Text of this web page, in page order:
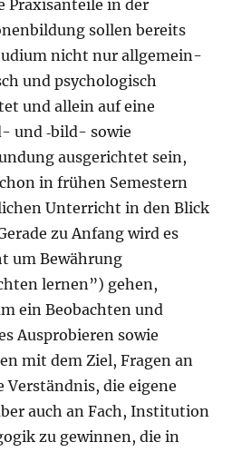
Praxisanteile in der
sollen bereits
nicht nur allgemein-
und psychologisch
und allein auf eine
und ‑bild- sowie
ausgerichtet sein,
in frühen Semestern
Unterricht in den Blick
zu Anfang wird es
um Bewährung
lernen”) gehen,
ein Beobachten und
Ausprobieren sowie
mit dem Ziel, Fragen an
Verständnis, die eigene
auch an Fach, Institution
zu gewinnen, die in